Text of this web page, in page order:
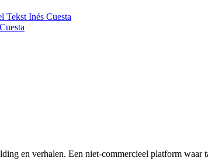
Tekst Inés Cuesta
en verhalen. Een niet-commercieel platform